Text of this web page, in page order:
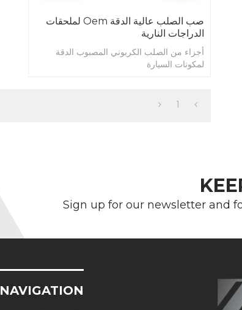
صب الصلب عالية الدقة Oem لملحقات
الدراجات النارية
أجزاء من الصلب الكربوني المصبوب الدقة
لمكونات السيارة
1
Sign up for our newsletter and
NAVIGATION